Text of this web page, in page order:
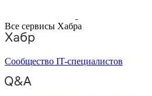
Все сервисы Хабра
Сообщество IT-специалистов